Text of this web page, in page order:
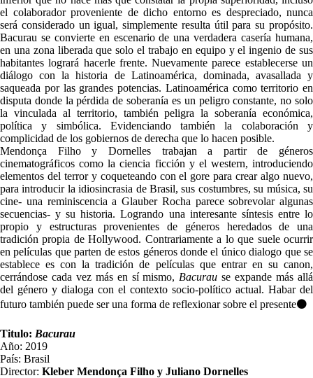
el colaborador proveniente de dicho entorno es despreciado, nunca
será considerado un igual, simplemente resulta útil para su propósito.
Bacurau se convierte en escenario de una verdadera casería humana,
en una zona liberada que solo el trabajo en equipo y el ingenio de sus
habitantes logrará hacerle frente. Nuevamente parece establecerse un
diálogo con la historia de Latinoamérica, dominada, avasallada y
saqueada por las grandes potencias. Latinoamérica como territorio en
disputa donde la pérdida de soberanía es un peligro constante, no solo
la vinculada al territorio, también peligra la soberanía económica,
política y simbólica. Evidenciando también la colaboración y
complicidad de los gobiernos de derecha que lo hacen posible.
Mendonça Filho y Dornelles trabajan a partir de géneros
cinematográficos como la ciencia ficción y el western, introduciendo
elementos del terror y coqueteando con el gore para crear algo nuevo,
para introducir la idiosincrasia de Brasil, sus costumbres, su música, su
cine- una reminiscencia a Glauber Rocha parece sobrevolar algunas
secuencias- y su historia. Logrando una interesante síntesis entre lo
propio y estructuras provenientes de géneros heredados de una
tradición propia de Hollywood. Contrariamente a lo que suele ocurrir
en películas que parten de estos géneros donde el único dialogo que se
establece es con la tradición de películas que entrar en su canon,
cerrándose cada vez más en sí mismo, Bacurau se expande más allá
del género y dialoga con el contexto socio-político actual. Habar del
futuro también puede ser una forma de reflexionar sobre el presente⚫
Titulo: Bacurau
Año: 2019
País: Brasil
Director: Kleber Mendonça Filho y Juliano Dornelles